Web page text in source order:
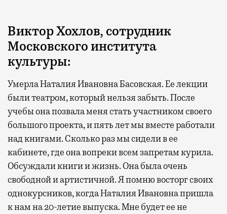
Виктор Хохлов, сотрудник
Московского института
культуры:
Умерла Наталия Ивановна Басовская. Ее лекции
были театром, который нельзя забыть. После
учебы она позвала меня стать участником своего
большого проекта, и пять лет мы вместе работали
над книгами. Сколько раз мы сидели в ее
кабинете, где она вопреки всем запретам курила.
Обсуждали книги и жизнь. Она была очень
свободной и артистичной. Я помню восторг своих
однокурсников, когда Наталия Ивановна пришла
к нам на 20-летие выпуска. Мне будет ее не